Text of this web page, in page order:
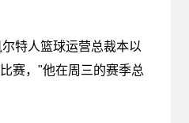
特人篮球运营总裁本以
赛，"他在周三的赛季总